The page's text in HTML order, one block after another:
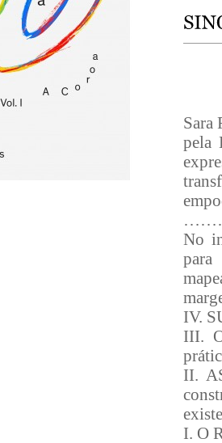
Sara
pela
No
para
IV.
III.
II.
I. O